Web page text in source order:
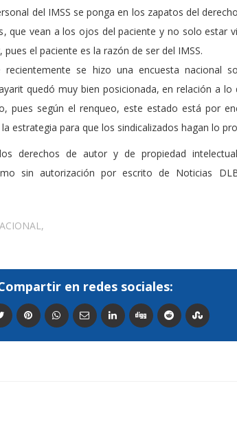
del IMSS se ponga en los zapatos del
que vean a los ojos del paciente y no solo estar
el paciente es la razón de ser del IMSS.
se hizo una encuesta nacional
quedó muy bien posicionada, en relación a
pues según el renqueo, este estado está por
estrategia para que los sindicalizados hagan lo
derechos de autor y de propiedad
sin autorización por escrito de Noticias
,
en redes sociales: